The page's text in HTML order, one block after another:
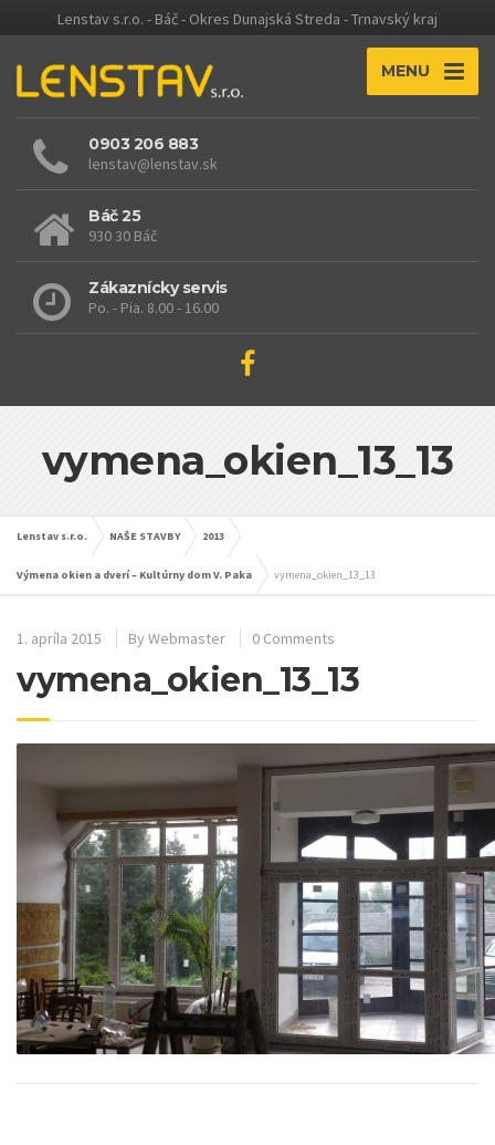
Lenstav s.r.o. - Báč - Okres Dunajská Streda - Trnavský kraj
MENU
0903 206 883
lenstav@lenstav.sk
Báč 25
930 30 Báč
Zákaznícky servis
Po. - Pia. 8.00 - 16.00
vymena_okien_13_13
Lenstav s.r.o. NAŠE STAVBY 2013
Výmena okien a dverí – Kultúrny dom V. Paka vymena_okien_13_13
1. apríla 2015 By Webmaster 0 Comments
vymena_okien_13_13